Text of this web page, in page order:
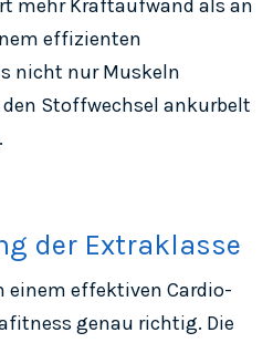
mehr Kraftaufwand als an
effizienten
nicht nur Muskeln
Stoffwechsel ankurbelt
der Extraklasse
einem effektiven Cardio-
genau richtig. Die